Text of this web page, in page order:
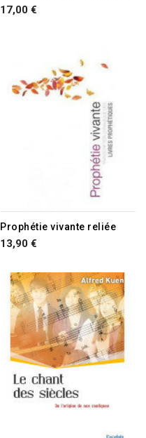
17,00 €
RUPTURE DE STOCK
Prophétie vivante reliée
13,90 €